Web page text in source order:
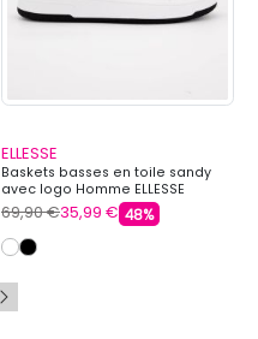
ELLESSE
Baskets basses en toile sandy
avec logo Homme ELLESSE
69,90 €35,99 € 48%